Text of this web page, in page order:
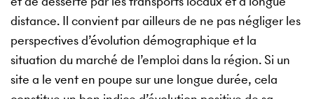
distance. Il convient par ailleurs de ne pas négliger les
perspectives d’évolution démographique et la
situation du marché de l’emploi dans la région. Si un
site a le vent en poupe sur une longue durée, cela